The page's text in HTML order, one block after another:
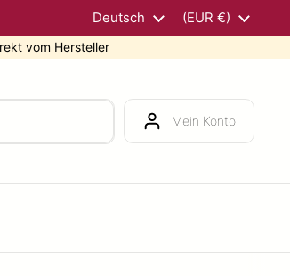
Sprache
Deutsch Land/Region
(EUR €)
Mein Konto